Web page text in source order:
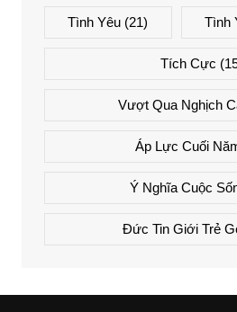
Tình Yêu (21) Tình
Tích Cực
Vượt Qua Nghịch
Áp Lực Cuối
Ý Nghĩa Cuộc
Đức Tin Giới Trẻ